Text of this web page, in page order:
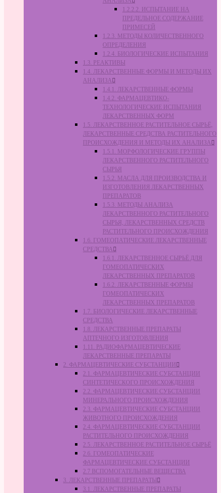
1.2.2.2. ИСПЫТАНИЕ НА
ПРЕДЕЛЬНОЕ СОДЕРЖАНИЕ
ПРИМЕСЕЙ
1.2.3. МЕТОДЫ КОЛИЧЕСТВЕННОГО
ОПРЕДЕЛЕНИЯ
1.2.4. БИОЛОГИЧЕСКИЕ ИСПЫТАНИЯ
1.3. РЕАКТИВЫ
1.4. ЛЕКАРСТВЕННЫЕ ФОРМЫ И МЕТОДЫ ИХ
АНАЛИЗА
1.4.1. ЛЕКАРСТВЕННЫЕ ФОРМЫ
1.4.2. ФАРМАЦЕВТИКО-
ТЕХНОЛОГИЧЕСКИЕ ИСПЫТАНИЯ
ЛЕКАРСТВЕННЫХ ФОРМ
1.5. ЛЕКАРСТВЕННОЕ РАСТИТЕЛЬНОЕ СЫРЬЁ,
ЛЕКАРСТВЕННЫЕ СРЕДСТВА РАСТИТЕЛЬНОГО
ПРОИСХОЖДЕНИЯ И МЕТОДЫ ИХ АНАЛИЗА
1.5.1. МОРФОЛОГИЧЕСКИЕ ГРУППЫ
ЛЕКАРСТВЕННОГО РАСТИТЕЛЬНОГО
СЫРЬЯ
1.5.2. МАСЛА ДЛЯ ПРОИЗВОДСТВА И
ИЗГОТОВЛЕНИЯ ЛЕКАРСТВЕННЫХ
ПРЕПАРАТОВ
1.5.3. МЕТОДЫ АНАЛИЗА
ЛЕКАРСТВЕННОГО РАСТИТЕЛЬНОГО
СЫРЬЯ, ЛЕКАРСТВЕННЫХ СРЕДСТВ
РАСТИТЕЛЬНОГО ПРОИСХОЖДЕНИЯ
1.6. ГОМЕОПАТИЧЕСКИЕ ЛЕКАРСТВЕННЫЕ
СРЕДСТВА
1.6.1. ЛЕКАРСТВЕННОЕ СЫРЬЁ ДЛЯ
ГОМЕОПАТИЧЕСКИХ
ЛЕКАРСТВЕННЫХ ПРЕПАРАТОВ
1.6.2. ЛЕКАРСТВЕННЫЕ ФОРМЫ
ГОМЕОПАТИЧЕСКИХ
ЛЕКАРСТВЕННЫХ ПРЕПАРАТОВ
1.7. БИОЛОГИЧЕСКИЕ ЛЕКАРСТВЕННЫЕ
СРЕДСТВА
1.8. ЛЕКАРСТВЕННЫЕ ПРЕПАРАТЫ
АПТЕЧНОГО ИЗГОТОВЛЕНИЯ
1.11. РАДИОФАРМАЦЕВТИЧЕСКИЕ
ЛЕКАРСТВЕННЫЕ ПРЕПАРАТЫ
2. ФАРМАЦЕВТИЧЕСКИЕ СУБСТАНЦИИ
2.1. ФАРМАЦЕВТИЧЕСКИЕ СУБСТАНЦИИ
СИНТЕТИЧЕСКОГО ПРОИСХОЖДЕНИЯ
2.2. ФАРМАЦЕВТИЧЕСКИЕ СУБСТАНЦИИ
МИНЕРАЛЬНОГО ПРОИСХОЖДЕНИЯ
2.3. ФАРМАЦЕВТИЧЕСКИЕ СУБСТАНЦИИ
ЖИВОТНОГО ПРОИСХОЖДЕНИЯ
2.4. ФАРМАЦЕВТИЧЕСКИЕ СУБСТАНЦИИ
РАСТИТЕЛЬНОГО ПРОИСХОЖДЕНИЯ
2.5. ЛЕКАРСТВЕННОЕ РАСТИТЕЛЬНОЕ СЫРЬЁ
2.6. ГОМЕОПАТИЧЕСКИЕ
ФАРМАЦЕВТИЧЕСКИЕ СУБСТАНЦИИ
2.7 ВСПОМОГАТЕЛЬНЫЕ ВЕЩЕСТВА
3. ЛЕКАРСТВЕННЫЕ ПРЕПАРАТЫ
3.1. ЛЕКАРСТВЕННЫЕ ПРЕПАРАТЫ